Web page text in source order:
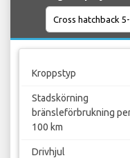
Kroppstyp
Stadskörning
bränsleförbrukning
100 km
Drivhjul